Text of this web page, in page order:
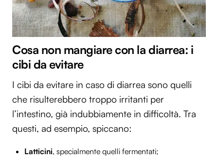
Cosa non mangiare con la diarrea: i
cibi da evitare
I cibi da evitare in caso di diarrea sono quelli
che risulterebbero troppo irritanti per
l’intestino, già indubbiamente in difficoltà. Tra
questi, ad esempio, spiccano:
Latticini, specialmente quelli fermentati;